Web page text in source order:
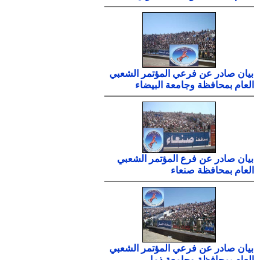
بيان صادر عن فرعي المؤتمر الشعبي
العام بمحافظة وجامعة البيضاء
بيان صادر عن فرع المؤتمر الشعبي
العام بمحافظة صنعاء
بيان صادر عن فرعي المؤتمر الشعبي